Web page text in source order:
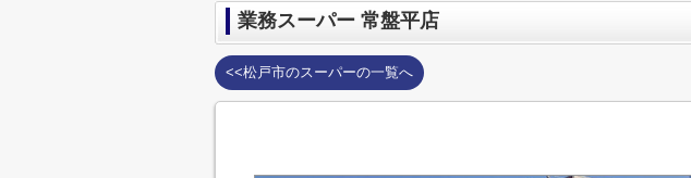
業務スーパー 常盤平店
<<松戸市のスーパーの一覧へ